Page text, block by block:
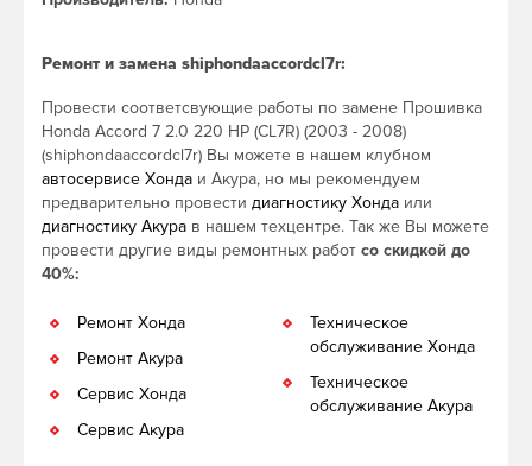
Ремонт и замена shiphondaaccordcl7r:
Провести соответсвующие работы по замене Прошивка
Honda Accord 7 2.0 220 HP (CL7R) (2003 - 2008)
(shiphondaaccordcl7r) Вы можете в нашем клубном
автосервисе Хонда и Акура, но мы рекомендуем
предварительно провести диагностику Хонда или
диагностику Акура в нашем техцентре. Так же Вы можете
провести другие виды ремонтных работ со скидкой до
40%:
Ремонт Хонда
Ремонт Акура
Сервис Хонда
Сервис Акура
Техническое
обслуживание Хонда
Техническое
обслуживание Акура